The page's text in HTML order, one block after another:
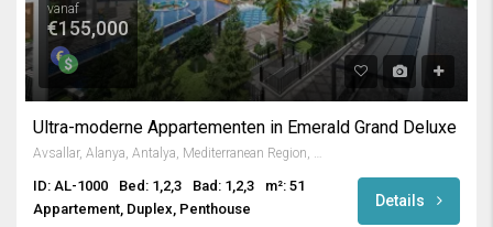
vanaf
€155,000
Ultra-moderne Appartementen in Emerald Grand Deluxe
Avsallar, Alanya, Antalya, Mediterranean Region, Turkey
ID: AL-1000 Bed: 1,2,3 Bad: 1,2,3
m²: 51
Appartement, Duplex, Penthouse
Details